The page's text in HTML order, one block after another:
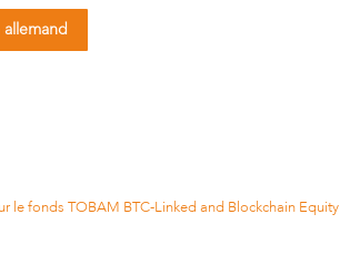
le fonds TOBAM BTC-Linked and Blockchain Equity